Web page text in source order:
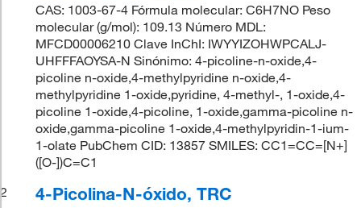
CAS: 1003-67-4 Fórmula molecular: C6H7NO Peso
molecular (g/mol): 109.13 Número MDL:
MFCD00006210 Clave InChI: IWYYIZOHWPCALJ-
UHFFFAOYSA-N Sinónimo: 4-picoline-n-oxide,4-
picoline n-oxide,4-methylpyridine n-oxide,4-
methylpyridine 1-oxide,pyridine, 4-methyl-, 1-oxide,4-
picoline 1-oxide,4-picoline, 1-oxide,gamma-picoline n-
oxide,gamma-picoline 1-oxide,4-methylpyridin-1-ium-
1-olate PubChem CID: 13857 SMILES: CC1=CC=[N+]
([O-])C=C1
2
4-Picolina-N-óxido, TRC